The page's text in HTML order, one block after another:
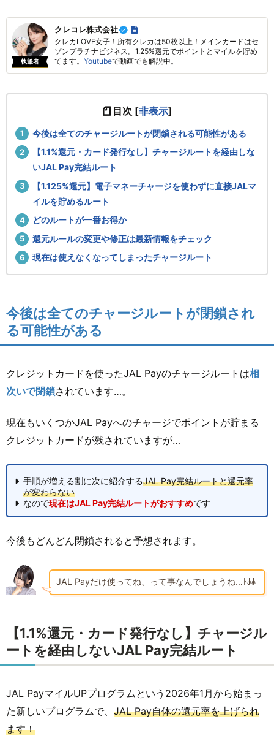
執筆者
クレコレ株式会社
クレカLOVE女子！所有クレカは50枚以上！メインカードはセ
ゾンプラチナビジネス。1.25%還元でポイントとマイルを貯め
てます。 Youtubeで動画でも解説中。
目次 [非表示]
今後は全てのチャージルートが閉鎖される可能性がある
【1.1%還元・カード発行なし】チャージルートを経由しな
いJAL Pay完結ルート
【1.125%還元】電子マネーチャージを使わずに直接JALマ
イルを貯めるルート
どのルートが一番お得か
還元ルールの変更や修正は最新情報をチェック
現在は使えなくなってしまったチャージルート
今後は全てのチャージルートが閉鎖され
る可能性がある
クレジットカードを使ったJAL Payのチャージルートは相
次いで閉鎖されています…。
現在もいくつかJAL Payへのチャージでポイントが貯まる
クレジットカードが残されていますが…
手順が増える割に次に紹介するJAL Pay完結ルートと還元率
が変わらない
なので現在はJAL Pay完結ルートがおすすめです
今後もどんどん閉鎖されると予想されます。
JAL Payだけ使ってね、って事なんでしょうね…ﾄﾎﾎ
【1.1%還元・カード発行なし】チャージル
ートを経由しないJAL Pay完結ルート
JAL PayマイルUPプログラムという2026年1月から始まっ
た新しいプログラムで、 JAL Pay自体の還元率を上げられ
ます！